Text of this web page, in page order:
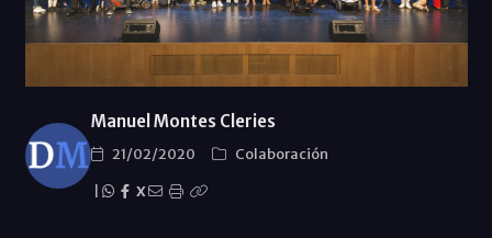
Manuel Montes Cleries
21/02/2020
Colaboración
X